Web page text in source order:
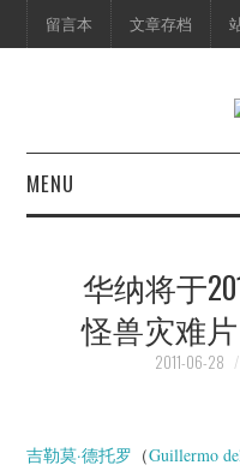
留言本 文章存档
MENU
映像快讯
华纳将于
怪兽灾难
2011-06-28
吉勒莫·德托罗 （Guillermo